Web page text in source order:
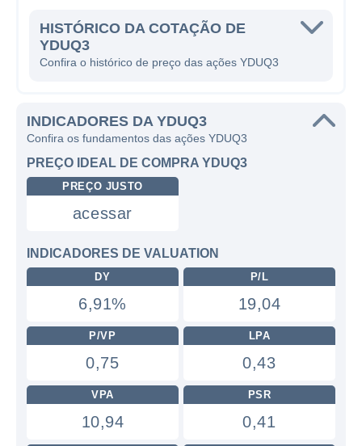
HISTÓRICO DA COTAÇÃO DE
YDUQ3
Confira o histórico de preço das ações YDUQ3
INDICADORES DA YDUQ3
Confira os fundamentos das ações YDUQ3
PREÇO IDEAL DE COMPRA YDUQ3
PREÇO JUSTO
acessar
INDICADORES DE VALUATION
DY
6,91%
P/L
19,04
P/VP
0,75
LPA
0,43
VPA
10,94
PSR
0,41